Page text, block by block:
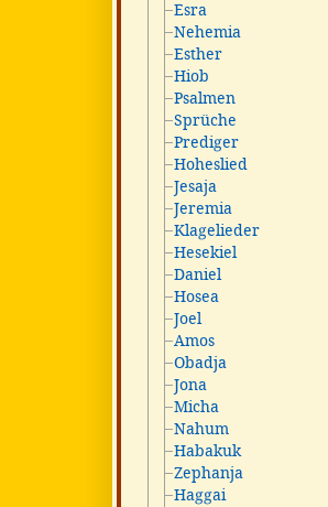
Esra
Nehemia
Esther
Hiob
Psalmen
Sprüche
Prediger
Hoheslied
Jesaja
Jeremia
Klagelieder
Hesekiel
Daniel
Hosea
Joel
Amos
Obadja
Jona
Micha
Nahum
Habakuk
Zephanja
Haggai